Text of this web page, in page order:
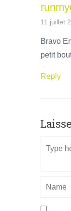
11 juillet
Bravo
petit
Reply